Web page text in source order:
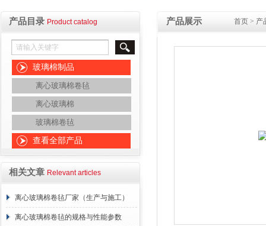
产品目录 Product catalog
玻璃棉制品
离心玻璃棉卷毡
离心玻璃棉
玻璃棉卷毡
查看全部产品
相关文章 Relevant articles
离心玻璃棉卷毡厂家（生产与施工）
离心玻璃棉卷毡的规格与性能参数
产品展示 首页 > 产